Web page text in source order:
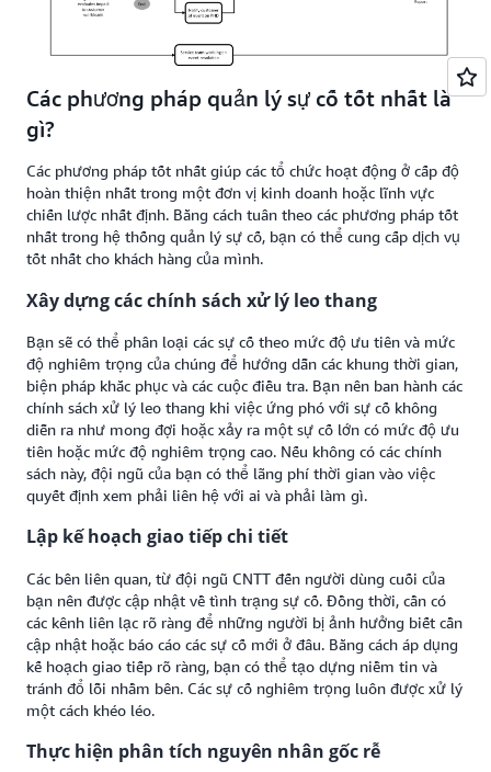
Các phương pháp quản lý sự cố tốt nhất là
gì?
Các phương pháp tốt nhất giúp các tổ chức hoạt động ở cấp độ
hoàn thiện nhất trong một đơn vị kinh doanh hoặc lĩnh vực
chiến lược nhất định. Bằng cách tuân theo các phương pháp tốt
nhất trong hệ thống quản lý sự cố, bạn có thể cung cấp dịch vụ
tốt nhất cho khách hàng của mình.
Xây dựng các chính sách xử lý leo thang
Bạn sẽ có thể phân loại các sự cố theo mức độ ưu tiên và mức
độ nghiêm trọng của chúng để hướng dẫn các khung thời gian,
biện pháp khắc phục và các cuộc điều tra. Bạn nên ban hành các
chính sách xử lý leo thang khi việc ứng phó với sự cố không
diễn ra như mong đợi hoặc xảy ra một sự cố lớn có mức độ ưu
tiên hoặc mức độ nghiêm trọng cao. Nếu không có các chính
sách này, đội ngũ của bạn có thể lãng phí thời gian vào việc
quyết định xem phải liên hệ với ai và phải làm gì.
Lập kế hoạch giao tiếp chi tiết
Các bên liên quan, từ đội ngũ CNTT đến người dùng cuối của
bạn nên được cập nhật về tình trạng sự cố. Đồng thời, cần có
các kênh liên lạc rõ ràng để những người bị ảnh hưởng biết cần
cập nhật hoặc báo cáo các sự cố mới ở đâu. Bằng cách áp dụng
kế hoạch giao tiếp rõ ràng, bạn có thể tạo dựng niềm tin và
tránh đổ lỗi nhầm bên. Các sự cố nghiêm trọng luôn được xử lý
một cách khéo léo.
Thực hiện phân tích nguyên nhân gốc rễ